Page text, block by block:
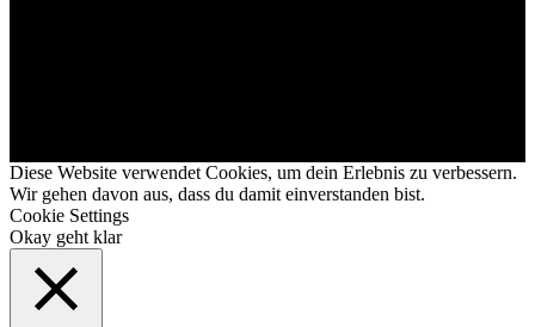
Diese Website verwendet Cookies, um dein Erlebnis zu verbessern.
Wir gehen davon aus, dass du damit einverstanden bist.
Cookie Settings
Okay geht klar